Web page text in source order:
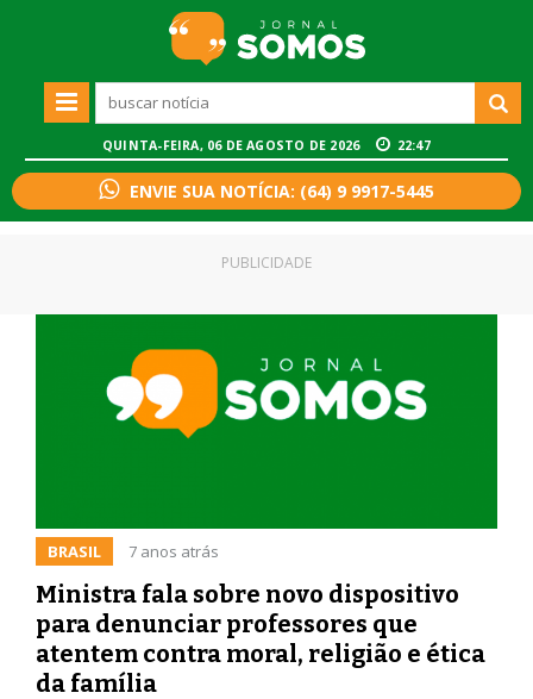
QUINTA-FEIRA, 06 DE AGOSTO DE 2026 22:47
ENVIE SUA NOTÍCIA: (64) 9 9917-5445
BRASIL 7 anos atrás
Ministra fala sobre novo dispositivo
para denunciar professores que
atentem contra moral, religião e ética
da família
PUBLICIDADE